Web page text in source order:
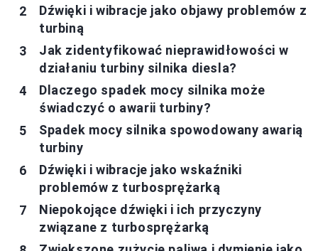
Dźwięki i wibracje jako objawy problemów z
turbiną
Jak zidentyfikować nieprawidłowości w
działaniu turbiny silnika diesla?
Dlaczego spadek mocy silnika może
świadczyć o awarii turbiny?
Spadek mocy silnika spowodowany awarią
turbiny
Dźwięki i wibracje jako wskaźniki
problemów z turbosprężarką
Niepokojące dźwięki i ich przyczyny
związane z turbosprężarką